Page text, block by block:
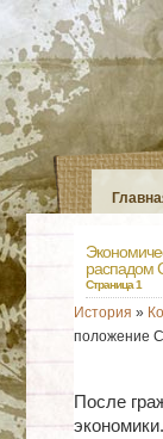
распадом
Страница 1
История »
положение
После